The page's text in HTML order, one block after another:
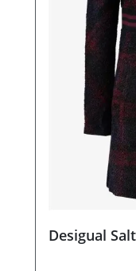
Desigual